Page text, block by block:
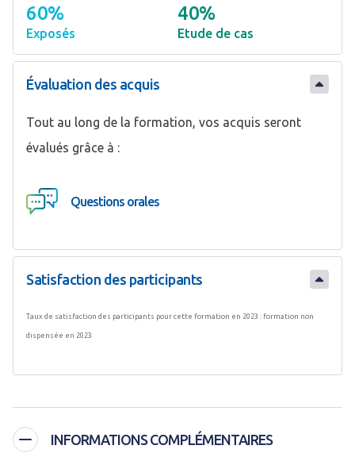
60%
Exposés
40%
Etude de cas
Évaluation des acquis
Tout au long de la formation, vos acquis seront
évalués grâce à :
Questions orales
Satisfaction des participants
Taux de satisfaction des participants pour cette formation en 2023 : formation non
dispensée en 2023
INFORMATIONS COMPLÉMENTAIRES